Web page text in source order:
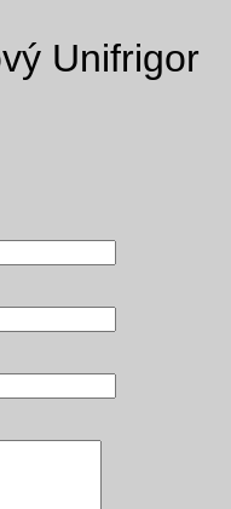
Unifrigor